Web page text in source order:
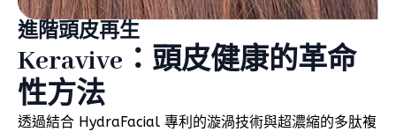
進階頭皮再生
Keravive：頭皮健康的革命
性方法
透過結合 HydraFacial 專利的漩渦技術與超濃縮的多肽複